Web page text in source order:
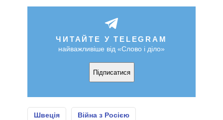
ЧИТАЙТЕ У TELEGRAM
найважливіше від «Слово і діло»
Підписатися
Швеція Війна з Росією